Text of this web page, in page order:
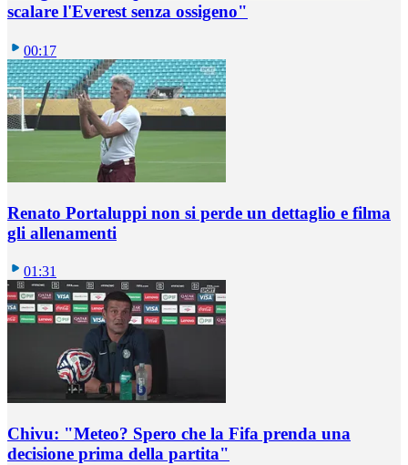
scalare l'Everest senza ossigeno"
00:17
Renato Portaluppi non si perde un dettaglio e filma
gli allenamenti
01:31
Chivu: "Meteo? Spero che la Fifa prenda una
decisione prima della partita"